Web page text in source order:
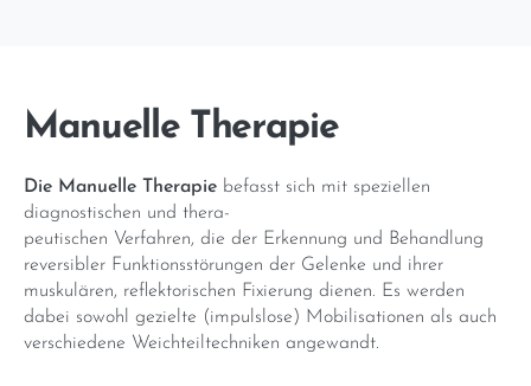
Manuelle Therapie
Die Manuelle Therapie befasst sich mit speziellen
diagnostischen und thera-
peutischen Verfahren, die der Erkennung und Behandlung
reversibler Funktionsstörungen der Gelenke und ihrer
muskulären, reflektorischen Fixierung dienen. Es werden
dabei sowohl gezielte (impulslose) Mobilisationen als auch
verschiedene Weichteiltechniken angewandt.